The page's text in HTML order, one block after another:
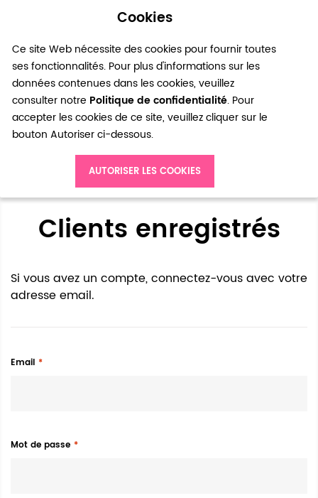
Cookies
Ce site Web nécessite des cookies pour fournir toutes
ses fonctionnalités. Pour plus d'informations sur les
données contenues dans les cookies, veuillez
consulter notre Politique de confidentialité. Pour
accepter les cookies de ce site, veuillez cliquer sur le
bouton Autoriser ci-dessous.
AUTORISER LES COOKIES
0
Accès client
Clients enregistrés
Si vous avez un compte, connectez-vous avec votre
adresse email.
Email
Mot de passe